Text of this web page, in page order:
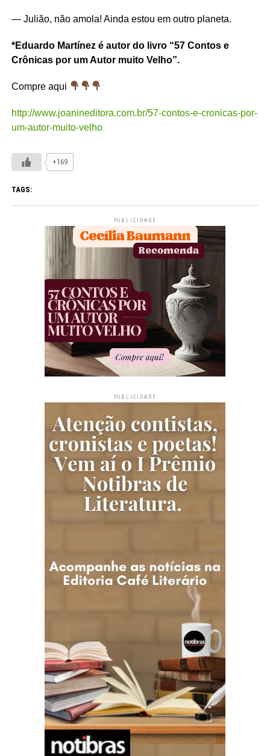
— Julião, não amola! Ainda estou em outro planeta.
*Eduardo Martínez é autor do livro “57 Contos e
Crônicas por um Autor muito Velho”.
Compre aqui
http://www.joanineditora.com.br/57-contos-e-cronicas-por-
um-autor-muito-velho
+169
TAGS:
PUBLICIDADE
PUBLICIDADE